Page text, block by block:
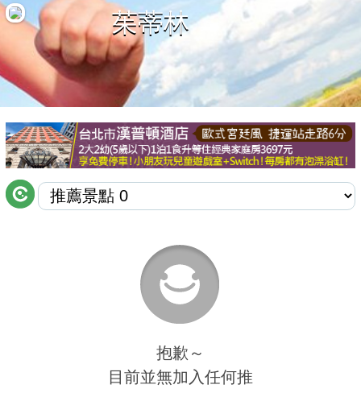
最新留言
商家合作
推薦景點
討論區
聯絡我們
茱蒂林
抱歉～
目前並無加入任何推